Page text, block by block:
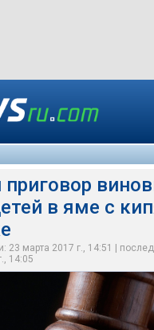
приговор
в яме с
23 марта 2017 г., 14:51 |
14:05